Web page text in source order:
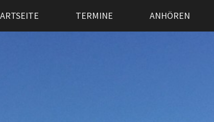
TERMINE ANHÖREN